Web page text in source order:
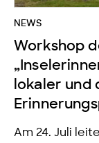
NEWS
Workshop
lokaler und
Am 24. Juli